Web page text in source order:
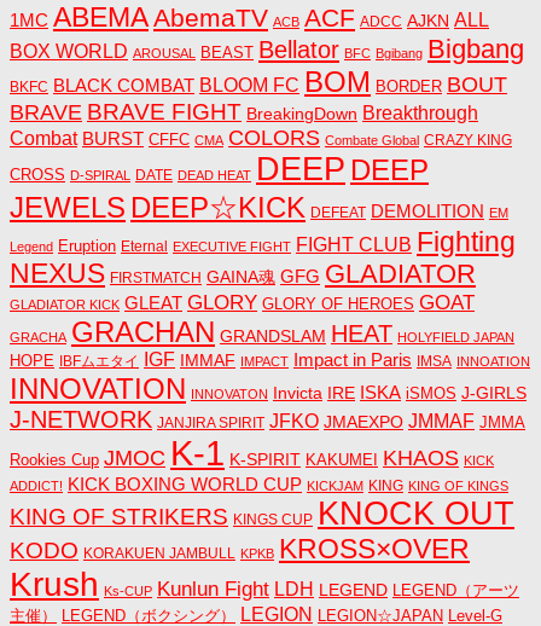
1MC ABEMAAbemaTV ACB ACF ADCC AJKN ALL
BOX WORLD AROUSAL BEAST Bellator BFC Bgibang Bigbang
BKFC BLACK COMBAT BLOOM FC BOM BORDER BOUT
BRAVE BRAVE FIGHT BreakingDown Breakthrough
Combat BURST CFFC CMA COLORS Combate Global CRAZY KING
CROSS D-SPIRAL DATE DEAD HEAT DEEP DEEP
JEWELS DEEP☆KICK DEFEAT DEMOLITION EM
Legend Eruption Eternal EXECUTIVE FIGHT FIGHT CLUB Fighting
NEXUS FIRSTMATCH GAINA魂 GFG GLADIATOR
GLADIATOR KICK GLEAT GLORY GLORY OF HEROES GOAT
GRACHA GRACHAN GRANDSLAM HEAT HOLYFIELD JAPAN
HOPE IBFムエタイ IGF IMMAF IMPACT Impact in Paris IMSA INNOATION
INNOVATION INNOVATON Invicta IRE ISKA iSMOS J-GIRLS
J-NETWORK JANJIRA SPIRIT JFKO JMAEXPO JMMAF JMMA
Rookies Cup JMOC K-1 K-SPIRIT KAKUMEI KHAOS KICK
ADDICT! KICK BOXING WORLD CUP KICKJAM KING KING OF KINGS
KING OF STRIKERS KINGS CUP KNOCK OUT
KODO KORAKUEN JAMBULL KPKB KROSS×OVER
Krush Ks-CUP Kunlun Fight LDH LEGEND LEGEND（アーツ
主催）
LEGEND（ボクシング） LEGION LEGION☆JAPAN Level-G